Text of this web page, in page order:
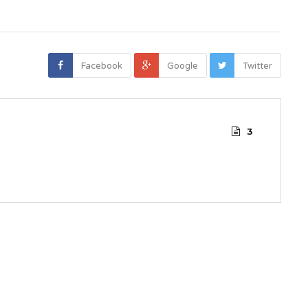
Twitter
Google
Facebook
3